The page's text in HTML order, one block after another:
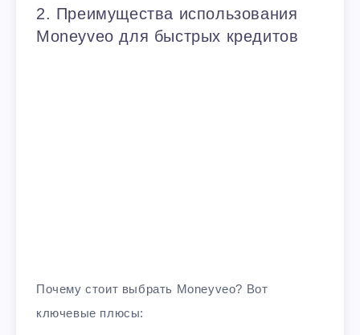
2. Преимущества использования
Moneyveo для быстрых кредитов
Почему стоит выбрать Moneyveo? Вот
ключевые плюсы: